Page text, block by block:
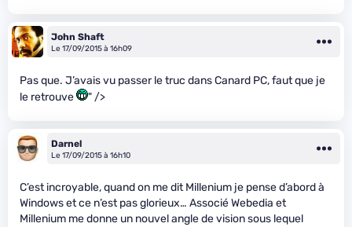
John Shaft
Le 17/09/2015 à 16h09
Pas que. J’avais vu passer le truc dans Canard PC, faut que je
le retrouve
" />
Darnel
Le 17/09/2015 à 16h10
C’est incroyable, quand on me dit Millenium je pense d’abord à
Windows et ce n’est pas glorieux… Associé Webedia et
Millenium me donne un nouvel angle de vision sous lequel